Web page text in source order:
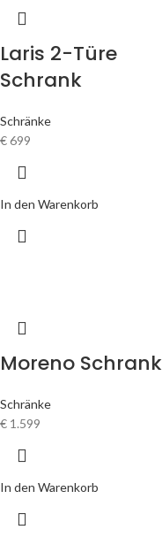
Laris 2-Türe
Schrank
Schränke
€699
In den Warenkorb
Moreno Schrank
Schränke
€ 1.599
In den Warenkorb